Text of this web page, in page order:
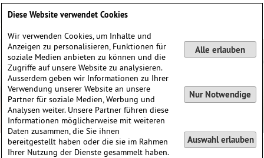
Diese Website verwendet Cookies
Wir verwenden Cookies, um Inhalte und
Anzeigen zu personalisieren, Funktionen für
soziale Medien anbieten zu können und die
Zugriffe auf unsere Website zu analysieren.
Ausserdem geben wir Informationen zu Ihrer
Verwendung unserer Website an unsere
Partner für soziale Medien, Werbung und
Analysen weiter. Unsere Partner führen diese
Informationen möglicherweise mit weiteren
Daten zusammen, die Sie ihnen
bereitgestellt haben oder die sie im Rahmen
Ihrer Nutzung der Dienste gesammelt haben.
Alle erlauben
Nur Notwendige
Auswahl erlauben